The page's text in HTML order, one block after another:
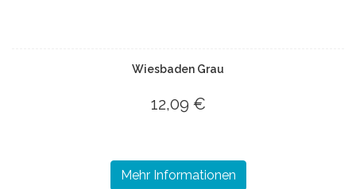
Wiesbaden Grau
12,09 €
Mehr Informationen